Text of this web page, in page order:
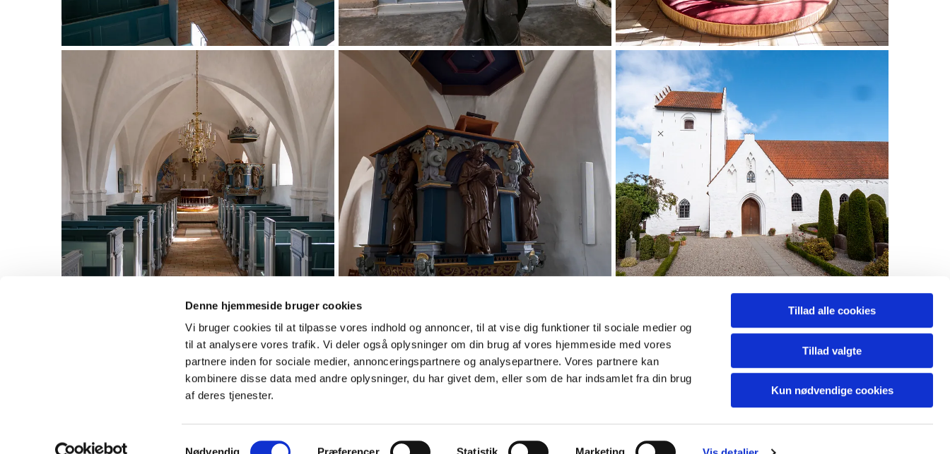
Denne hjemmeside bruger cookies
Vi bruger cookies til at tilpasse vores indhold og annoncer, til at vise dig funktioner til sociale medier og
til at analysere vores trafik. Vi deler også oplysninger om din brug af vores hjemmeside med vores
partnere inden for sociale medier, annonceringspartnere og analysepartnere. Vores partnere kan
kombinere disse data med andre oplysninger, du har givet dem, eller som de har indsamlet fra din brug
af deres tjenester.
Samtykkevalg
Nødvendig Præferencer Statistik Marketing
Tillad alle cookies
Tillad valgte
Kun nødvendige cookies